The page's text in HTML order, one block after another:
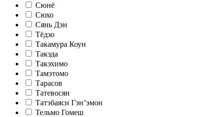
Сюнё
Сюхо
Сянь Дэн
Тёдзо
Такамура Коун
Такэда
Такэхимо
Тамэтомо
Тарасов
Татевосян
Татэбаяси Гэн’эмон
Тельмо Гомеш